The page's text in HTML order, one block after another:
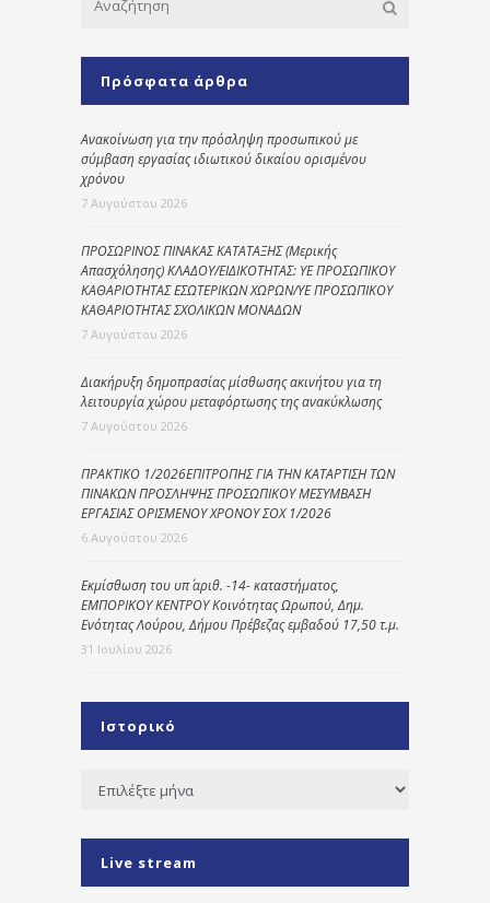
Πρόσφατα άρθρα
Ανακοίνωση για την πρόσληψη προσωπικού με
σύμβαση εργασίας ιδιωτικού δικαίου ορισμένου
χρόνου
7 Αυγούστου 2026
ΠΡΟΣΩΡΙΝΟΣ ΠΙΝΑΚΑΣ ΚΑΤΑΤΑΞΗΣ (Μερικής
Απασχόλησης) ΚΛΑΔΟΥ/ΕΙΔΙΚΟΤΗΤΑΣ: ΥΕ ΠΡΟΣΩΠΙΚΟΥ
ΚΑΘΑΡΙΟΤΗΤΑΣ ΕΣΩΤΕΡΙΚΩΝ ΧΩΡΩΝ/ΥΕ ΠΡΟΣΩΠΙΚΟΥ
ΚΑΘΑΡΙΟΤΗΤΑΣ ΣΧΟΛΙΚΩΝ ΜΟΝΑΔΩΝ
7 Αυγούστου 2026
Διακήρυξη δημοπρασίας μίσθωσης ακινήτου για τη
λειτουργία χώρου μεταφόρτωσης της ανακύκλωσης
7 Αυγούστου 2026
ΠΡΑΚΤΙΚΟ 1/2026ΕΠΙΤΡΟΠΗΣ ΓΙΑ ΤΗΝ ΚΑΤΑΡΤΙΣΗ ΤΩΝ
ΠΙΝΑΚΩΝ ΠΡΟΣΛΗΨΗΣ ΠΡΟΣΩΠΙΚΟΥ ΜΕΣΥΜΒΑΣΗ
ΕΡΓΑΣΙΑΣ ΟΡΙΣΜΕΝΟΥ ΧΡΟΝΟΥ ΣΟΧ 1/2026
6 Αυγούστου 2026
Εκμίσθωση του υπ΄ αριθ. -14- καταστήματος,
ΕΜΠΟΡΙΚΟΥ ΚΕΝΤΡΟΥ Κοινότητας Ωρωπού, Δημ.
Ενότητας Λούρου, Δήμου Πρέβεζας εμβαδού 17,50 τ.μ.
31 Ιουλίου 2026
Ιστορικό
Ιστορικό
Live stream